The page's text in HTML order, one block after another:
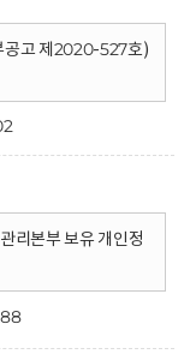
공고 제2020-527호)
리본부 보유 개인정